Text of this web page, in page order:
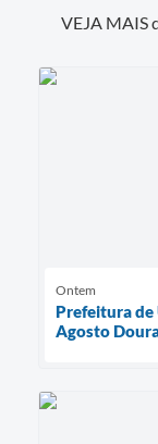
VEJA MAIS
Ontem
Prefeitura de
Agosto